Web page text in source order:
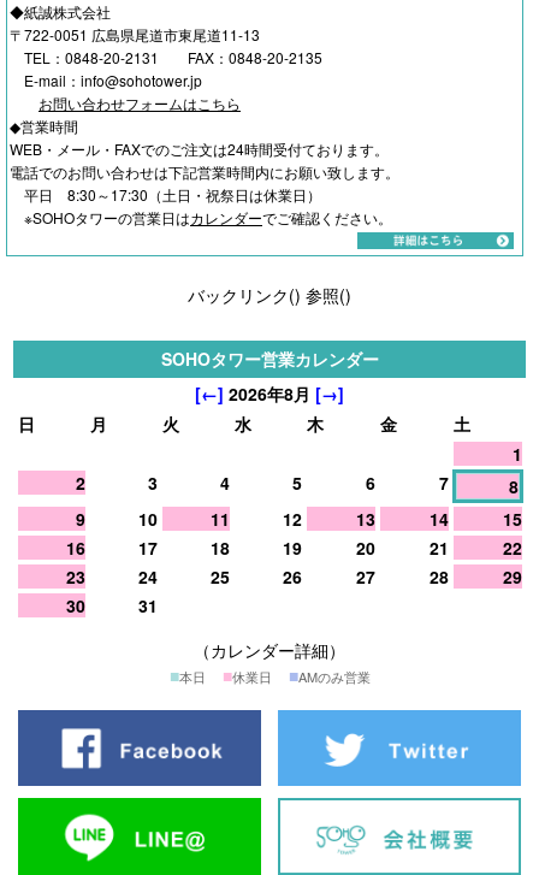
◆紙誠株式会社
〒722-0051 広島県尾道市東尾道11-13
TEL：0848-20-2131 FAX：0848-20-2135
E-mail：info@sohotower.jp
お問い合わせフォームはこちら
◆営業時間
WEB・メール・FAXでのご注文は24時間受付ております。
電話でのお問い合わせは下記営業時間内にお願い致します。
平日 8:30～17:30（土日・祝祭日は休業日）
※SOHOタワーの営業日はカレンダーでご確認ください。
バックリンク() 参照()
SOHOタワー営業カレンダー
[←] 2026年8月 [→]
日
月 火 水 木 金
土
1
2
3 4 5 6 7
8
9
10 11 12 13 14
15
16
17 18 19 20 21
22
23
24 25 26 27 28
29
30
31
（カレンダー詳細）
■本日 ■休業日 ■AMのみ営業